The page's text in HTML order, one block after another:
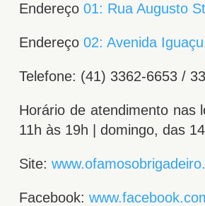
Endereço 01: Rua Augusto
Endereço 02: Avenida Iguaçu
Telefone: (41) 3362-6653 /
Horário de atendimento nas
11h às 19h | domingo, das
Site:
Facebook: